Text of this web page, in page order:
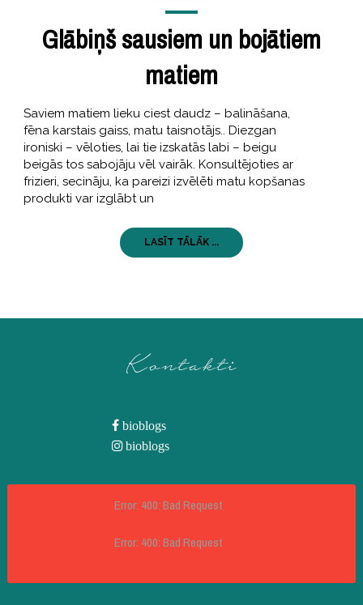
Glābiņš sausiem un bojātiem
matiem
Saviem matiem lieku ciest daudz – balināšana,
fēna karstais gaiss, matu taisnotājs.. Diezgan
ironiski – vēloties, lai tie izskatās labi – beigu
beigās tos sabojāju vēl vairāk. Konsultējoties ar
frizieri, secināju, ka pareizi izvēlēti matu kopšanas
produkti var izglābt un
LASĪT TĀLĀK ...
Kontakti
bioblogs
bioblogs
Error: 400: Bad Request
Error: 400: Bad Request